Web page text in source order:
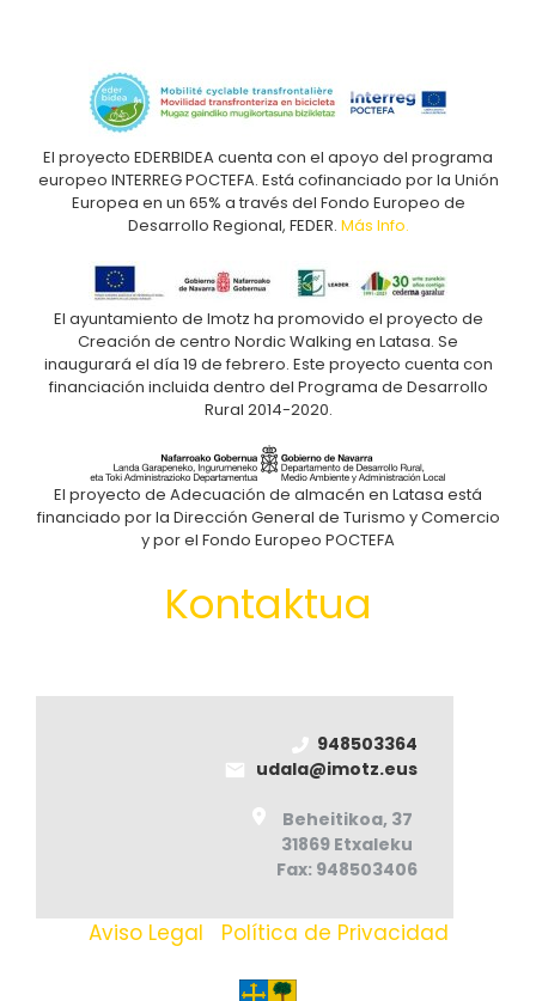
El proyecto EDERBIDEA cuenta con el apoyo del programa
europeo INTERREG POCTEFA. Está cofinanciado por la Unión
Europea en un 65% a través del Fondo Europeo de
Desarrollo Regional, FEDER. Más Info.
El ayuntamiento de Imotz ha promovido el proyecto de
Creación de centro Nordic Walking en Latasa. Se
inaugurará el día 19 de febrero. Este proyecto cuenta con
financiación incluida dentro del Programa de Desarrollo
Rural 2014-2020.
El proyecto de Adecuación de almacén en Latasa está
financiado por la Dirección General de Turismo y Comercio
y por el Fondo Europeo POCTEFA
Kontaktua
948503364
udala@imotz.eus
Beheitikoa, 37
31869 Etxaleku
Fax: 948503406
Aviso Legal Política de Privacidad